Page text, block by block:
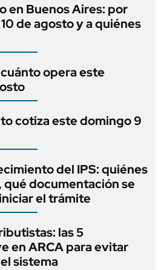
en Buenos Aires: por
de agosto y a quiénes
opera este
cotiza este domingo 9
del IPS: quiénes
documentación se
el trámite
las 5
en ARCA para evitar
sistema